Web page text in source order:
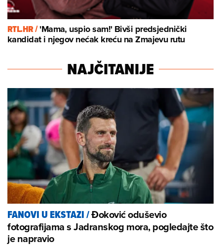
RTL.HR /'Mama, uspio sam!' Bivši predsjednički
kandidat i njegov nećak kreću na Zmajevu rutu
NAJČITANIJE
FANOVI U EKSTAZI/Đoković oduševio
fotografijama s Jadranskog mora, pogledajte što
je napravio